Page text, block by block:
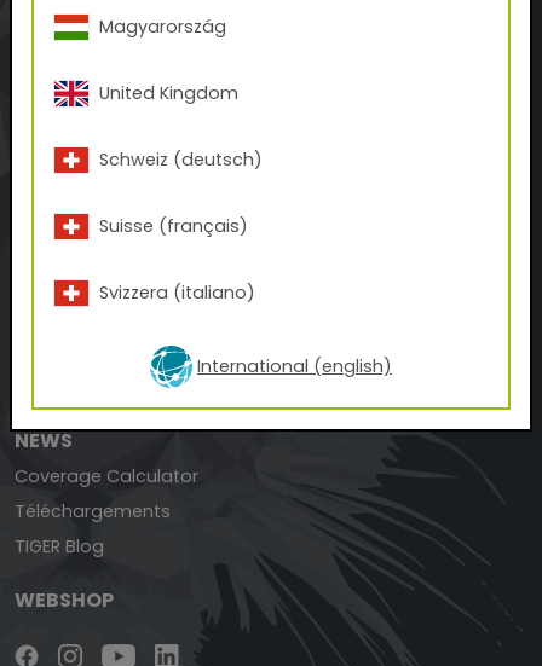
+33 474 67 13 70
office.fr(at)tiger-coatings.com
AU SUJET DE TIGER
Contact
BUSINESS UNITS
NEWS
Coverage Calculator
Téléchargements
TIGER Blog
WEBSHOP
Magyarország
United Kingdom
Schweiz (deutsch)
Suisse (français)
Svizzera (italiano)
International (english)